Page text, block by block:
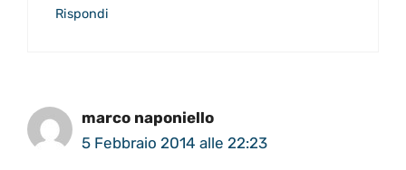
Rispondi
marco naponiello
5 Febbraio 2014 alle 22:23